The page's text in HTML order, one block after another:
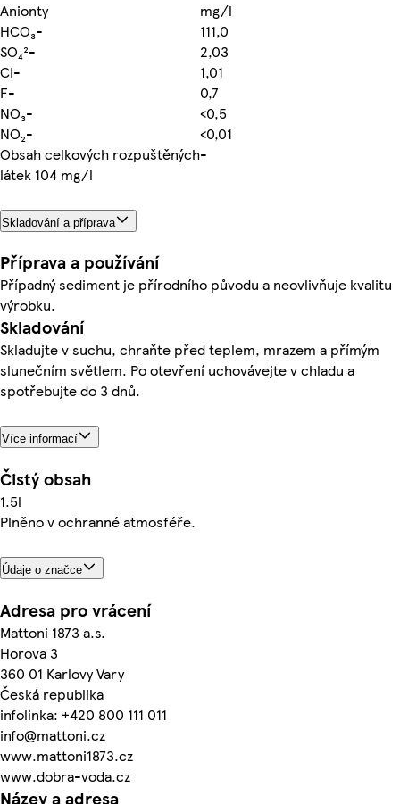
Anionty
mg/l
HCO₃-
111,0
SO₄²-
2,03
CI-
1,01
F-
0,7
NO₃-
<0,5
NO₂-
<0,01
Obsah celkových rozpuštěných
látek 104 mg/l
-
Skladování a příprava
Příprava a používání
Případný sediment je přírodního původu a neovlivňuje kvalitu
výrobku.
Skladování
Skladujte v suchu, chraňte před teplem, mrazem a přímým
slunečním světlem. Po otevření uchovávejte v chladu a
spotřebujte do 3 dnů.
Více informací
Čistý obsah
1.5l
Plněno v ochranné atmosféře.
Údaje o značce
Adresa pro vrácení
Mattoni 1873 a.s.
Horova 3
360 01 Karlovy Vary
Česká republika
infolinka: +420 800 111 011
info@mattoni.cz
www.mattoni1873.cz
www.dobra-voda.cz
Název a adresa